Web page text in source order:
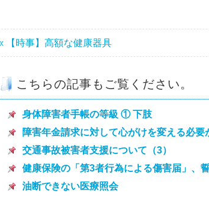
【時事】高額な健康器具
こちらの記事もご覧ください。
身体障害者手帳の等級 ① 下肢
障害年金請求に対して心がけを変える必要
交通事故被害者支援について（3）
健康保険の「第3者行為による傷害届」、
油断できない医療照会